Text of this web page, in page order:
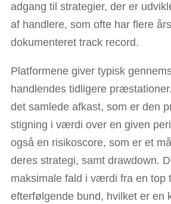
adgang til strategier, der er
af handlere, som ofte har flere
dokumenteret track record.
Platformene giver typisk
handlendes tidligere
det samlede afkast, som er den
stigning i værdi over en given
også en risikoscore, som er et
deres strategi, samt drawdown.
maksimale fald i værdi fra en top
efterfølgende bund, hvilket er en